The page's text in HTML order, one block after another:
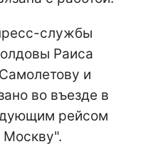
службы
Раиса
и
во въезде в
рейсом
Москву".